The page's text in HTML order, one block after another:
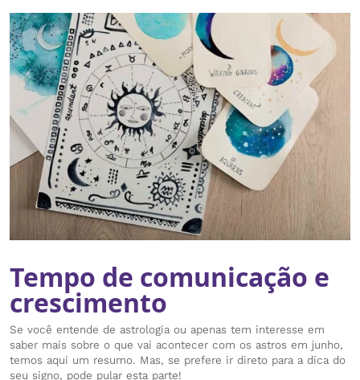
Tempo de comunicação e
crescimento
Se você entende de astrologia ou apenas tem interesse em
saber mais sobre o que vai acontecer com os astros em junho,
temos aqui um resumo. Mas, se prefere ir direto para a dica do
seu signo, pode pular esta parte!